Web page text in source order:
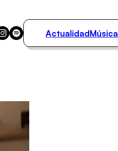
ActualidadMúsica